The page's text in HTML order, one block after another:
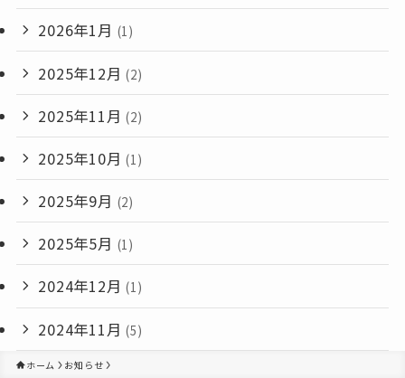
2026年1月 (1)
2025年12月 (2)
2025年11月 (2)
2025年10月 (1)
2025年9月 (2)
2025年5月 (1)
2024年12月 (1)
2024年11月 (5)
ホーム お知らせ